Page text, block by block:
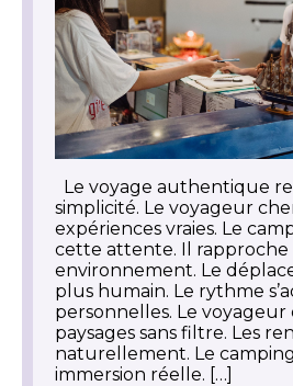
Le voyage authentique
simplicité. Le voyageur
expériences vraies. Le
cette attente. Il rapproche
environnement. Le
plus humain. Le rythme
personnelles. Le voyageur
paysages sans filtre. Les
naturellement. Le
immersion réelle. […]